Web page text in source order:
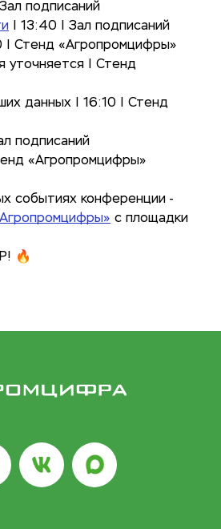
подписаний
| 13:40 | Зал подписаний
| Стенд «Агропромцифры»
уточняется | Стенд
данных | 16:10 | Стенд
подписаний
«Агропромцифры»
событиях конференции -
с площадки
🔥